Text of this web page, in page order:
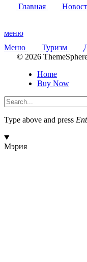
Главная
меню
Меню
Туризм
© 2026
Home
Buy Now
Type above and press
Мэрия